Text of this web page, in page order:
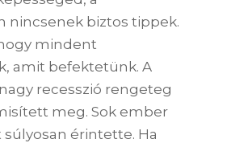
nincsenek biztos tippek.
mindent
amit befektetünk. A
recesszió rengeteg
meg. Sok ember
érintette. Ha